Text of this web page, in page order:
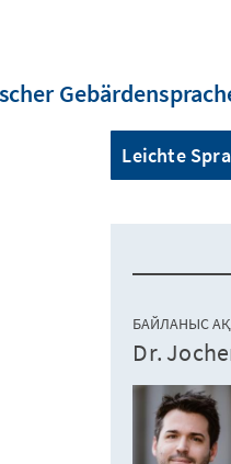
Leichte
БАЙЛАНЫС
Dr.